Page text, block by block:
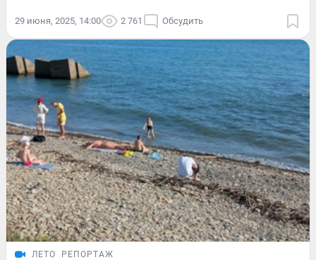
29 июня, 2025, 14:00 2 761 Обсудить
ЛЕТО РЕПОРТАЖ